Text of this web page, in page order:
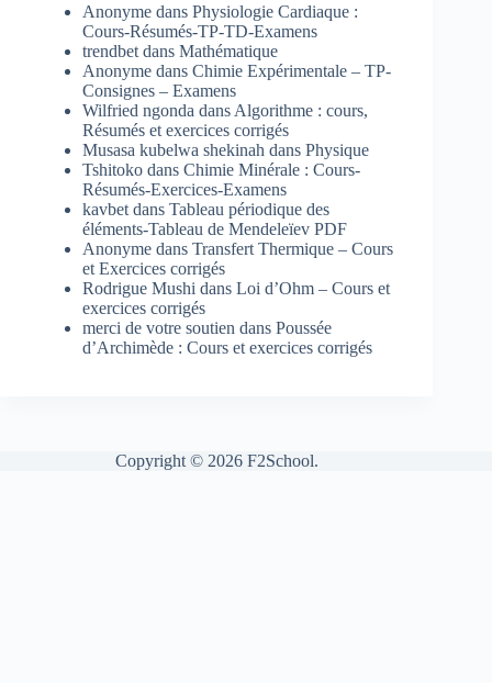
Anonyme dans Physiologie Cardiaque :
Cours-Résumés-TP-TD-Examens
trendbet dans Mathématique
Anonyme dans Chimie Expérimentale – TP-
Consignes – Examens
Wilfried ngonda dans Algorithme : cours,
Résumés et exercices corrigés
Musasa kubelwa shekinah dans Physique
Tshitoko dans Chimie Minérale : Cours-
Résumés-Exercices-Examens
kavbet dans Tableau périodique des
éléments-Tableau de Mendeleïev PDF
Anonyme dans Transfert Thermique – Cours
et Exercices corrigés
Rodrigue Mushi dans Loi d’Ohm – Cours et
exercices corrigés
merci de votre soutien dans Poussée
d’Archimède : Cours et exercices corrigés
Copyright © 2026 F2School.